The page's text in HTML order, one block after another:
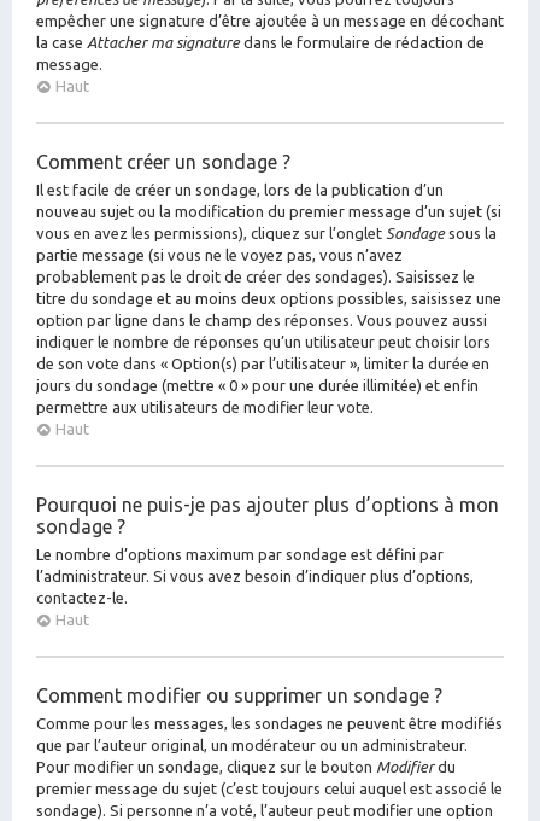
empêcher une signature d’être ajoutée à un message en décochant
la case Attacher ma signaturedans le formulaire de rédaction de
message.
Haut
Comment créer un sondage ?
Il est facile de créer un sondage, lors de la publication d’un
nouveau sujet ou la modification du premier message d’un sujet (si
vous en avez les permissions), cliquez sur l’onglet Sondagesous la
partie message (si vous ne le voyez pas, vous n’avez
probablement pas le droit de créer des sondages). Saisissez le
titre du sondage et au moins deux options possibles, saisissez une
option par ligne dans le champ des réponses. Vous pouvez aussi
indiquer le nombre de réponses qu’un utilisateur peut choisir lors
de son vote dans « Option(s) par l’utilisateur », limiter la durée en
jours du sondage (mettre « 0 » pour une durée illimitée) et enfin
permettre aux utilisateurs de modifier leur vote.
Haut
Pourquoi ne puis-je pas ajouter plus d’options à mon
sondage ?
Le nombre d’options maximum par sondage est défini par
l’administrateur. Si vous avez besoin d’indiquer plus d’options,
contactez-le.
Haut
Comment modifier ou supprimer un sondage ?
Comme pour les messages, les sondages ne peuvent être modifiés
que par l’auteur original, un modérateur ou un administrateur.
Pour modifier un sondage, cliquez sur le bouton Modifierdu
premier message du sujet (c’est toujours celui auquel est associé le
sondage). Si personne n’a voté, l’auteur peut modifier une option